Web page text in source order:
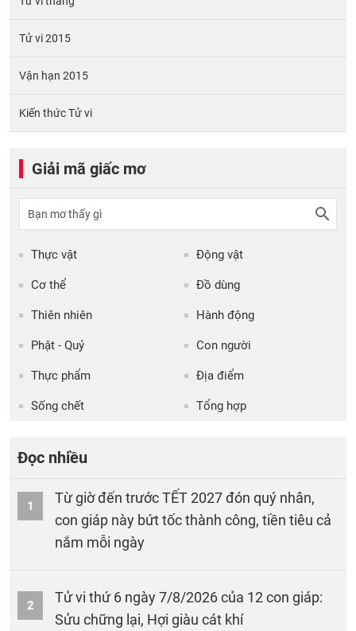
Tử vi 2015
Vận hạn 2015
Kiến thức Tử vi
Giải mã giấc mơ
Thực vật Động vật
Cơ thể Đồ dùng
Thiên nhiên Hành động
Phật - Quỷ Con người
Thực phẩm Địa điểm
Sống chết Tổng hợp
Đọc nhiều
1
Từ giờ đến trước TẾT 2027 đón quý nhân,
con giáp này bứt tốc thành công, tiền tiêu cả
nắm mỗi ngày
2
Tử vi thứ 6 ngày 7/8/2026 của 12 con giáp:
Sửu chững lại, Hợi giàu cát khí